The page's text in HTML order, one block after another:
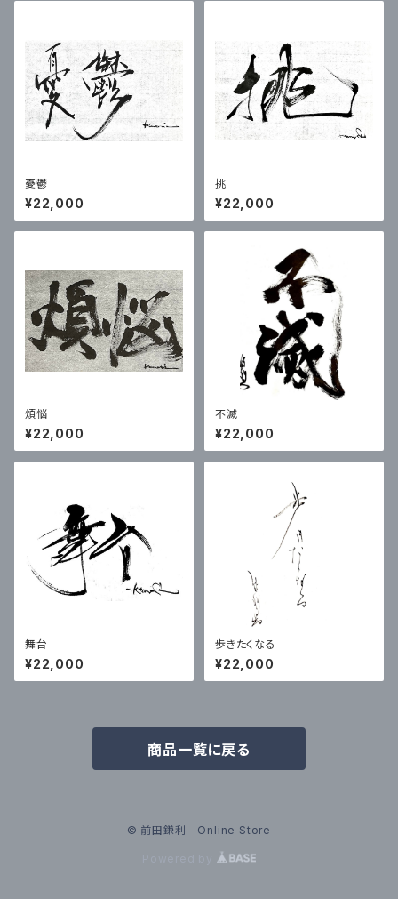
憂鬱
¥22,000
挑
¥22,000
煩悩
¥22,000
不滅
¥22,000
舞台
¥22,000
歩きたくなる
¥22,000
商品一覧に戻る
© 前田鎌利 Online Store